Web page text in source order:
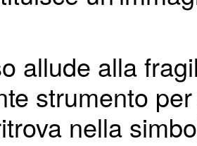
allude alla
strumento
nella